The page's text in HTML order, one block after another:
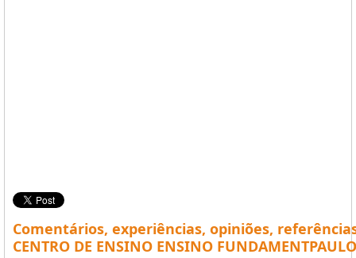
Comentários, experiências, opiniões,
CENTRO DE ENSINO ENSINO